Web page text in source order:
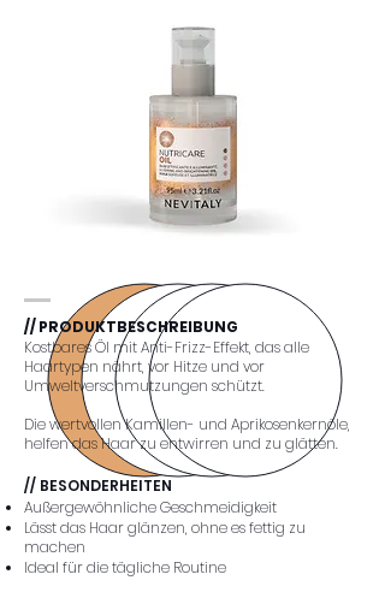
// PRODUKTBESCHREIBUNG
Kostbares Öl mit Anti-Frizz-Effekt, das alle
Haartypen nährt, vor Hitze und vor
Umweltverschmutzungen schützt.
Die wertvollen Kamillen- und Aprikosenkernöle,
helfen das Haar zu entwirren und zu glätten.
// BESONDERHEITEN
Außergewöhnliche Geschmeidigkeit
Lässt das Haar glänzen, ohne es fettig zu
machen
Ideal für die tägliche Routine